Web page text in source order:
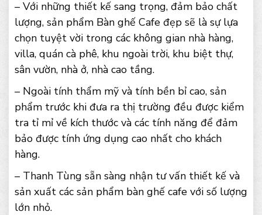
– Với những thiết kế sang trọng, đảm bảo chất
lượng, sản phẩm Bàn ghế Cafe đẹp sẽ là sự lựa
chọn tuyệt vời trong các không gian nhà hàng,
villa, quán cà phê, khu ngoài trời, khu biệt thự,
sân vườn, nhà ở, nhà cao tầng.
– Ngoài tính thẩm mỹ và tính bền bỉ cao, sản
phẩm trước khi đưa ra thị trường đều được kiểm
tra tỉ mỉ về kích thước và các tính năng để đảm
bảo được tính ứng dụng cao nhất cho khách
hàng.
– Thanh Tùng sẵn sàng nhận tư vấn thiết kế và
sản xuất các sản phẩm bàn ghế cafe với số lượng
lớn nhỏ.